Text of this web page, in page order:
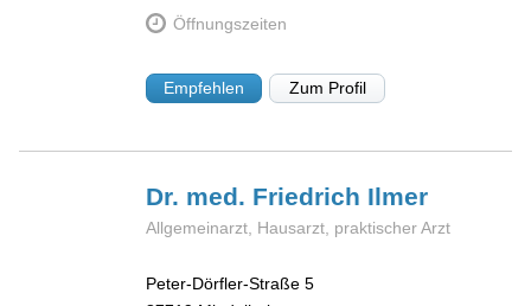
Öffnungszeiten
Empfehlen Zum Profil
Dr. med. Friedrich Ilmer
Allgemeinarzt, Hausarzt, praktischer Arzt
Peter-Dörfler-Straße 5